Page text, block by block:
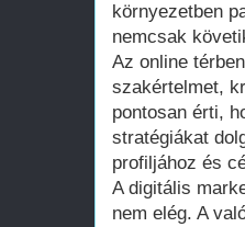
környezetben
nemcsak
Az online
szakértelmet,
pontosan érti,
stratégiákat
profiljához és
A digitális
nem elég. A